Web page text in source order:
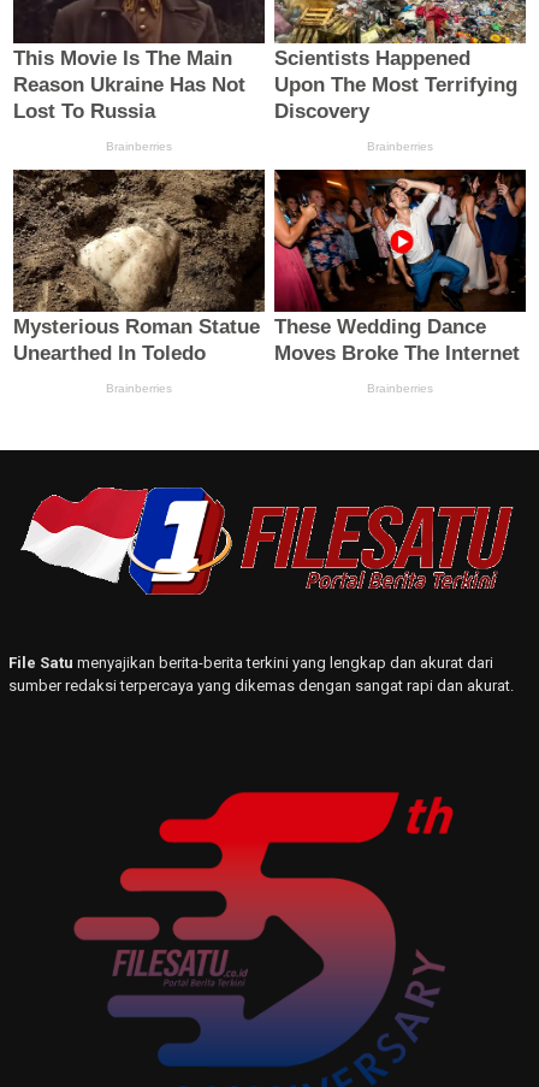
File Satu menyajikan berita-berita terkini yang lengkap dan akurat dari
sumber redaksi terpercaya yang dikemas dengan sangat rapi dan akurat.